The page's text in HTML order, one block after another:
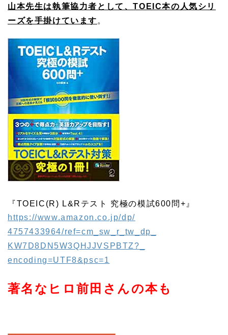
山本先生は執筆協力者として、TOEIC本の人気シリ
ーズを手掛けています 。
『TOEIC(R) L&Rテスト 究極の模試600問+』
https://www.amazon.co.jp/dp/
4757433964/ref=cm_sw_r_tw_dp_
KW7D8DN5W3QHJJVSPBTZ?_
encoding=UTF8&psc=1
著名なヒロ前田さんの本も